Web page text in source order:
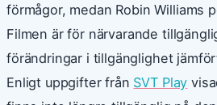
förmågor, medan Robin Williams
Filmen är för närvarande
förändringar i tillgänglighet
Enligt uppgifter från SVT Play